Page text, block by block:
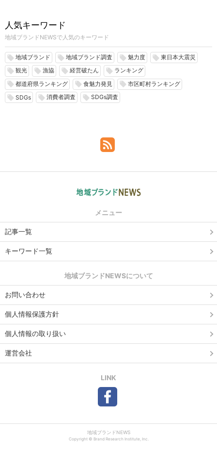
人気キーワード
地域ブランドNEWSで人気のキーワード
local_offer 地域ブランド local_offer 地域ブランド調査 local_offer 魅力度 local_offer 東日本大震災
local_offer 観光 local_offer 漁協 local_offer 経営破たん local_offer ランキング
local_offer 都道府県ランキング local_offer 食魅力発見 local_offer 市区町村ランキング
local_offer SDGs local_offer 消費者調査 local_offer SDGs調査
メニュー
記事一覧
キーワード一覧
地域ブランドNEWSについて
お問い合わせ
個人情報保護方針
個人情報の取り扱い
運営会社
LINK
地域ブランドNEWS
Copyright © Brand Research Institute, Inc.